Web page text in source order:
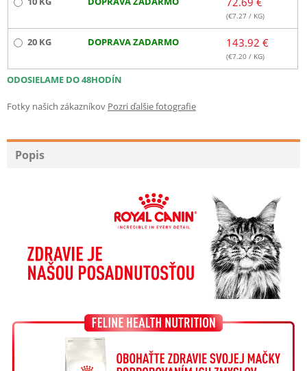
(€7.27 / KG)
20 KG DOPRAVA ZADARMO 143.92 €
(€7.20 / KG)
ODOSIELAME DO 48HODÍN
Fotky našich zákazníkov Pozri ďalšie fotografie
Popis